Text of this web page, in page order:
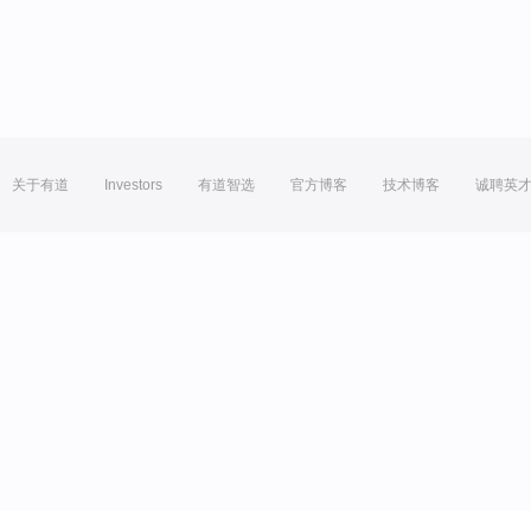
关于有道 Investors 有道智选 官方博客 技术博客 诚聘英才